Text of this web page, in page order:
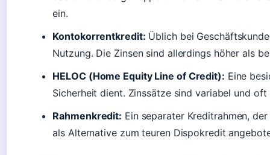
ein.
Kontokorrentkredit: Üblich bei
Nutzung. Die Zinsen sind allerdings höher als
HELOC (Home Equity Line of Credit): Eine
Sicherheit dient. Zinssätze sind variabel und
Rahmenkredit: Ein separater Kreditrahmen,
als Alternative zum teuren Dispokredit